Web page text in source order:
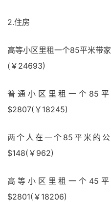
2.住房
高等小区里租一个85平米带
(￥24693)
普通小区里租一个85
$2807(￥18245)
两个人在一个85平米的
$148(￥962)
高等小区里租一个45
$2801(￥18206)